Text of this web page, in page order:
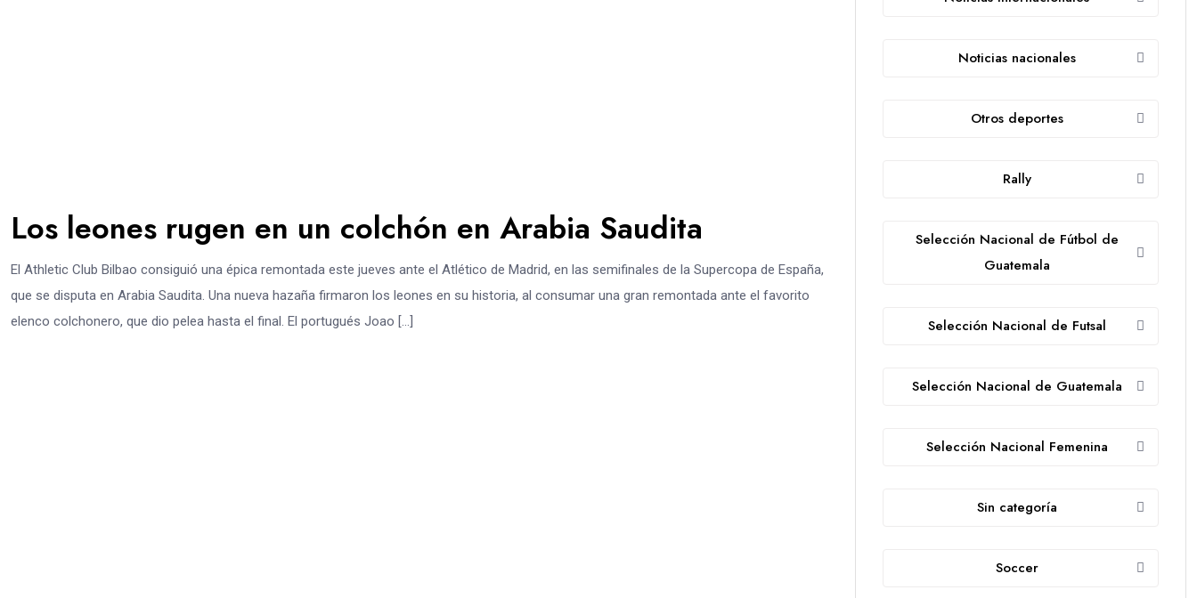
Los leones rugen en un colchón en Arabia Saudita
El Athletic Club Bilbao consiguió una épica remontada este jueves ante el Atlético de Madrid, en las semifinales de la Supercopa de España,
que se disputa en Arabia Saudita. Una nueva hazaña firmaron los leones en su historia, al consumar una gran remontada ante el favorito
elenco colchonero, que dio pelea hasta el final. El portugués Joao […]
Noticias nacionales
Otros deportes
Rally
Selección Nacional de Fútbol de
Guatemala
Selección Nacional de Futsal
Selección Nacional de Guatemala
Selección Nacional Femenina
Sin categoría
Soccer